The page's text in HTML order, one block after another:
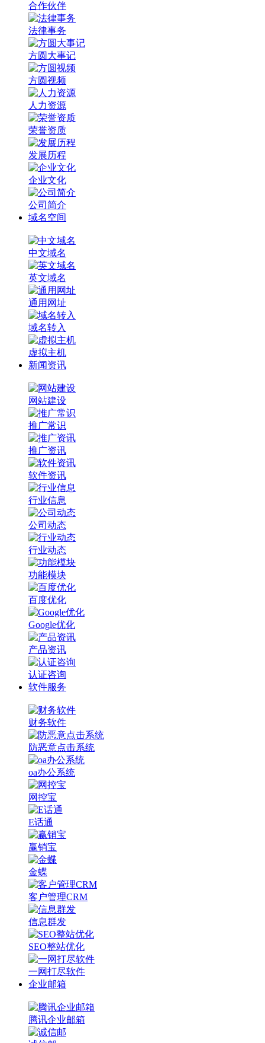
合作伙伴
法律事务
方圆大事记
方圆视频
人力资源
荣誉资质
发展历程
企业文化
公司简介
域名空间
中文域名
英文域名
通用网址
域名转入
虚拟主机
新闻资讯
网站建设
推广常识
推广资讯
软件资讯
行业信息
公司动态
行业动态
功能模块
百度优化
Google优化
产品资讯
认证咨询
软件服务
财务软件
防恶意点击系统
oa办公系统
网控宝
E话通
赢销宝
金蝶
客户管理CRM
信息群发
SEO整站优化
一网打尽软件
企业邮箱
腾讯企业邮箱